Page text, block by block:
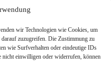
wir Technologien wie Cookies, um
zuzugreifen. Die Zustimmung zu
wie Surfverhalten oder eindeutige IDs
nicht einwilligen oder widerrufen, können
Freiraumplanung sowie